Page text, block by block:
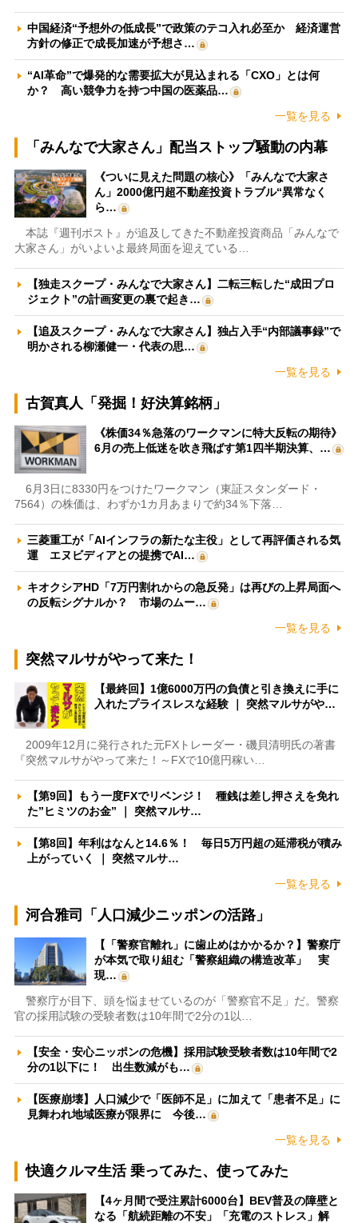
中国経済“予想外の低成長”で政策のテコ入れ必至か 経済運営
方針の修正で成長加速が予想さ…
“AI革命”で爆発的な需要拡大が見込まれる「CXO」とは何
か？ 高い競争力を持つ中国の医薬品…
一覧を見る
「みんなで大家さん」配当ストップ騒動の内幕
《ついに見えた問題の核心》「みんなで大家さ
ん」2000億円超不動産投資トラブル“異常なく
ら…
本誌『週刊ポスト』が追及してきた不動産投資商品「みんなで
大家さん」がいよいよ最終局面を迎えている…
【独走スクープ・みんなで大家さん】二転三転した“成田プロ
ジェクト”の計画変更の裏で起き…
【追及スクープ・みんなで大家さん】独占入手“内部議事録”で
明かされる柳瀬健一・代表の思…
一覧を見る
古賀真人「発掘！好決算銘柄」
《株価34％急落のワークマンに特大反転の期待》
6月の売上低迷を吹き飛ばす第1四半期決算、…
6月3日に8330円をつけたワークマン（東証スタンダード・
7564）の株価は、わずか1カ月あまりで約34％下落…
三菱重工が「AIインフラの新たな主役」として再評価される気
運 エヌビディアとの提携でAI…
キオクシアHD「7万円割れからの急反発」は再びの上昇局面へ
の反転シグナルか？ 市場のムー…
一覧を見る
突然マルサがやって来た！
【最終回】1億6000万円の負債と引き換えに手に
入れたプライスレスな経験 ｜ 突然マルサがや…
2009年12月に発行された元FXトレーダー・磯貝清明氏の著書
『突然マルサがやって来た！～FXで10億円稼い…
【第9回】もう一度FXでリベンジ！ 種銭は差し押さえを免れ
た”ヒミツのお金” ｜ 突然マルサ…
【第8回】年利はなんと14.6％！ 毎日5万円超の延滞税が積み
上がっていく ｜ 突然マルサ…
一覧を見る
河合雅司「人口減少ニッポンの活路」
【「警察官離れ」に歯止めはかかるか？】警察庁
が本気で取り組む「警察組織の構造改革」 実
現…
警察庁が目下、頭を悩ませているのが「警察官不足」だ。警察
官の採用試験の受験者数は10年間で2分の1以…
【安全・安心ニッポンの危機】採用試験受験者数は10年間で2
分の1以下に！ 出生数減がも…
【医療崩壊】人口減少で「医師不足」に加えて「患者不足」に
見舞われ地域医療が限界に 今後…
一覧を見る
快適クルマ生活 乗ってみた、使ってみた
【4ヶ月間で受注累計6000台】BEV普及の障壁と
なる「航続距離の不安」「充電のストレス」解